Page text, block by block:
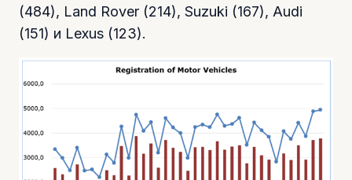
(484), Land Rover (214), Suzuki (167), Audi
(151) и Lexus (123).